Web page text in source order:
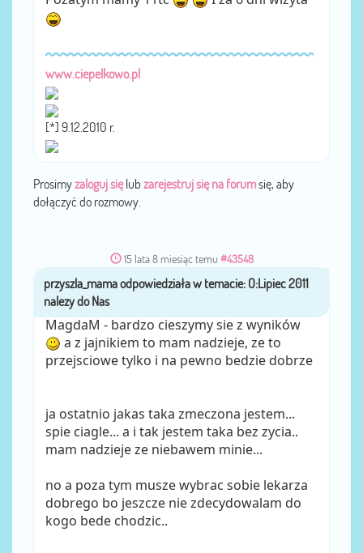
www.ciepelkowo.pl
[*] 9.12.2010 r.
Prosimyzaloguj sięlub zarejestruj się na forumsię, aby
dołączyć do rozmowy.
15 lata 8 miesiąc temu #43548
przezprzyszla_mama
MagdaM - bardzo cieszymy sie z wyników
a z jajnikiem to mam nadzieje, ze to
przejsciowe tylko i na pewno bedzie dobrze
ja ostatnio jakas taka zmeczona jestem...
spie ciagle... a i tak jestem taka bez zycia..
mam nadzieje ze niebawem minie...
no a poza tym musze wybrac sobie lekarza
dobrego bo jeszcze nie zdecydowalam do
kogo bede chodzic..